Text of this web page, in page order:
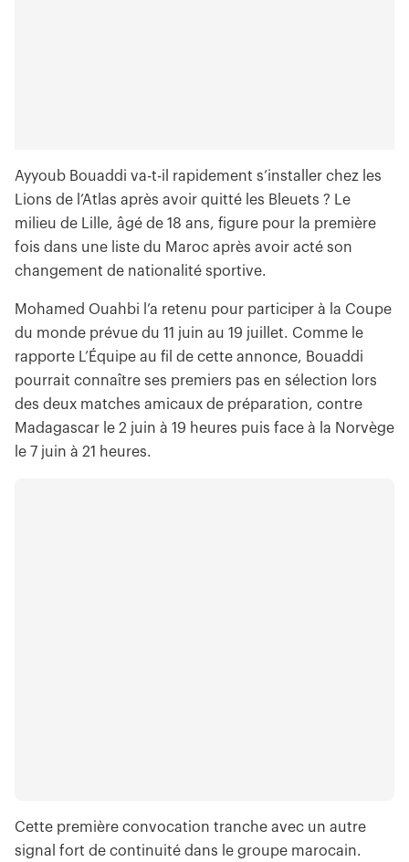
Ayyoub Bouaddi va-t-il rapidement s’installer chez les
Lions de l’Atlas après avoir quitté les Bleuets ? Le
milieu de Lille, âgé de 18 ans, figure pour la première
fois dans une liste du Maroc après avoir acté son
changement de nationalité sportive.
Mohamed Ouahbi l’a retenu pour participer à la Coupe
du monde prévue du 11 juin au 19 juillet. Comme le
rapporte L’Équipe au fil de cette annonce, Bouaddi
pourrait connaître ses premiers pas en sélection lors
des deux matches amicaux de préparation, contre
Madagascar le 2 juin à 19 heures puis face à la Norvège
le 7 juin à 21 heures.
Cette première convocation tranche avec un autre
signal fort de continuité dans le groupe marocain.